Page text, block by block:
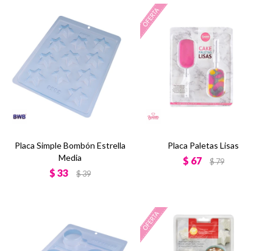
Placa Simple Bombón Estrella
Media
$ 33 $39
Placa Paletas Lisas
$ 67 $79